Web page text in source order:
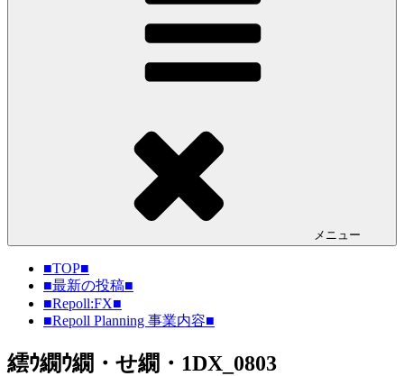
メニュー
■TOP■
■最新の投稿■
■Repoll:FX■
■Repoll Planning 事業内容■
繧ｳ繝ｳ繝・せ繝・1DX_0803